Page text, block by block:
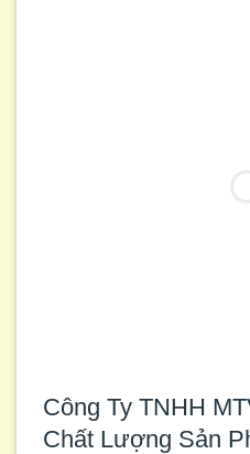
Công Ty TNHH
Chất Lượng Sản